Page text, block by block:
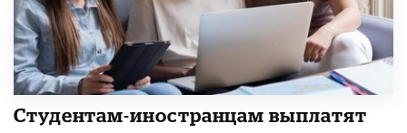
Студентам-иностранцам выплатят